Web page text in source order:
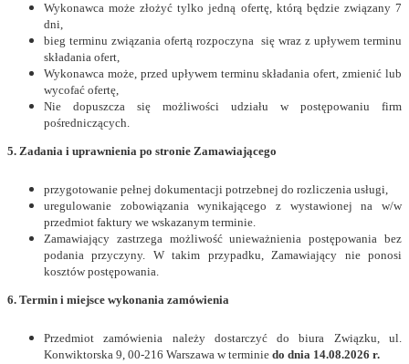
Wykonawca może złożyć tylko jedną ofertę, którą będzie związany 7
dni,
bieg terminu związania ofertą rozpoczyna się wraz z upływem terminu
składania ofert,
Wykonawca może, przed upływem terminu składania ofert, zmienić lub
wycofać ofertę,
Nie dopuszcza się możliwości udziału w postępowaniu firm
pośredniczących.
5. Zadania i uprawnienia po stronie Zamawiającego
przygotowanie pełnej dokumentacji potrzebnej do rozliczenia usługi,
uregulowanie zobowiązania wynikającego z wystawionej na w/w
przedmiot faktury we wskazanym terminie.
Zamawiający zastrzega możliwość unieważnienia postępowania bez
podania przyczyny. W takim przypadku, Zamawiający nie ponosi
kosztów postępowania.
6. Termin i miejsce wykonania zamówienia
Przedmiot zamówienia należy dostarczyć do biura Związku, ul.
Konwiktorska 9, 00-216 Warszawa w terminie do dnia 14.08.2026 r.